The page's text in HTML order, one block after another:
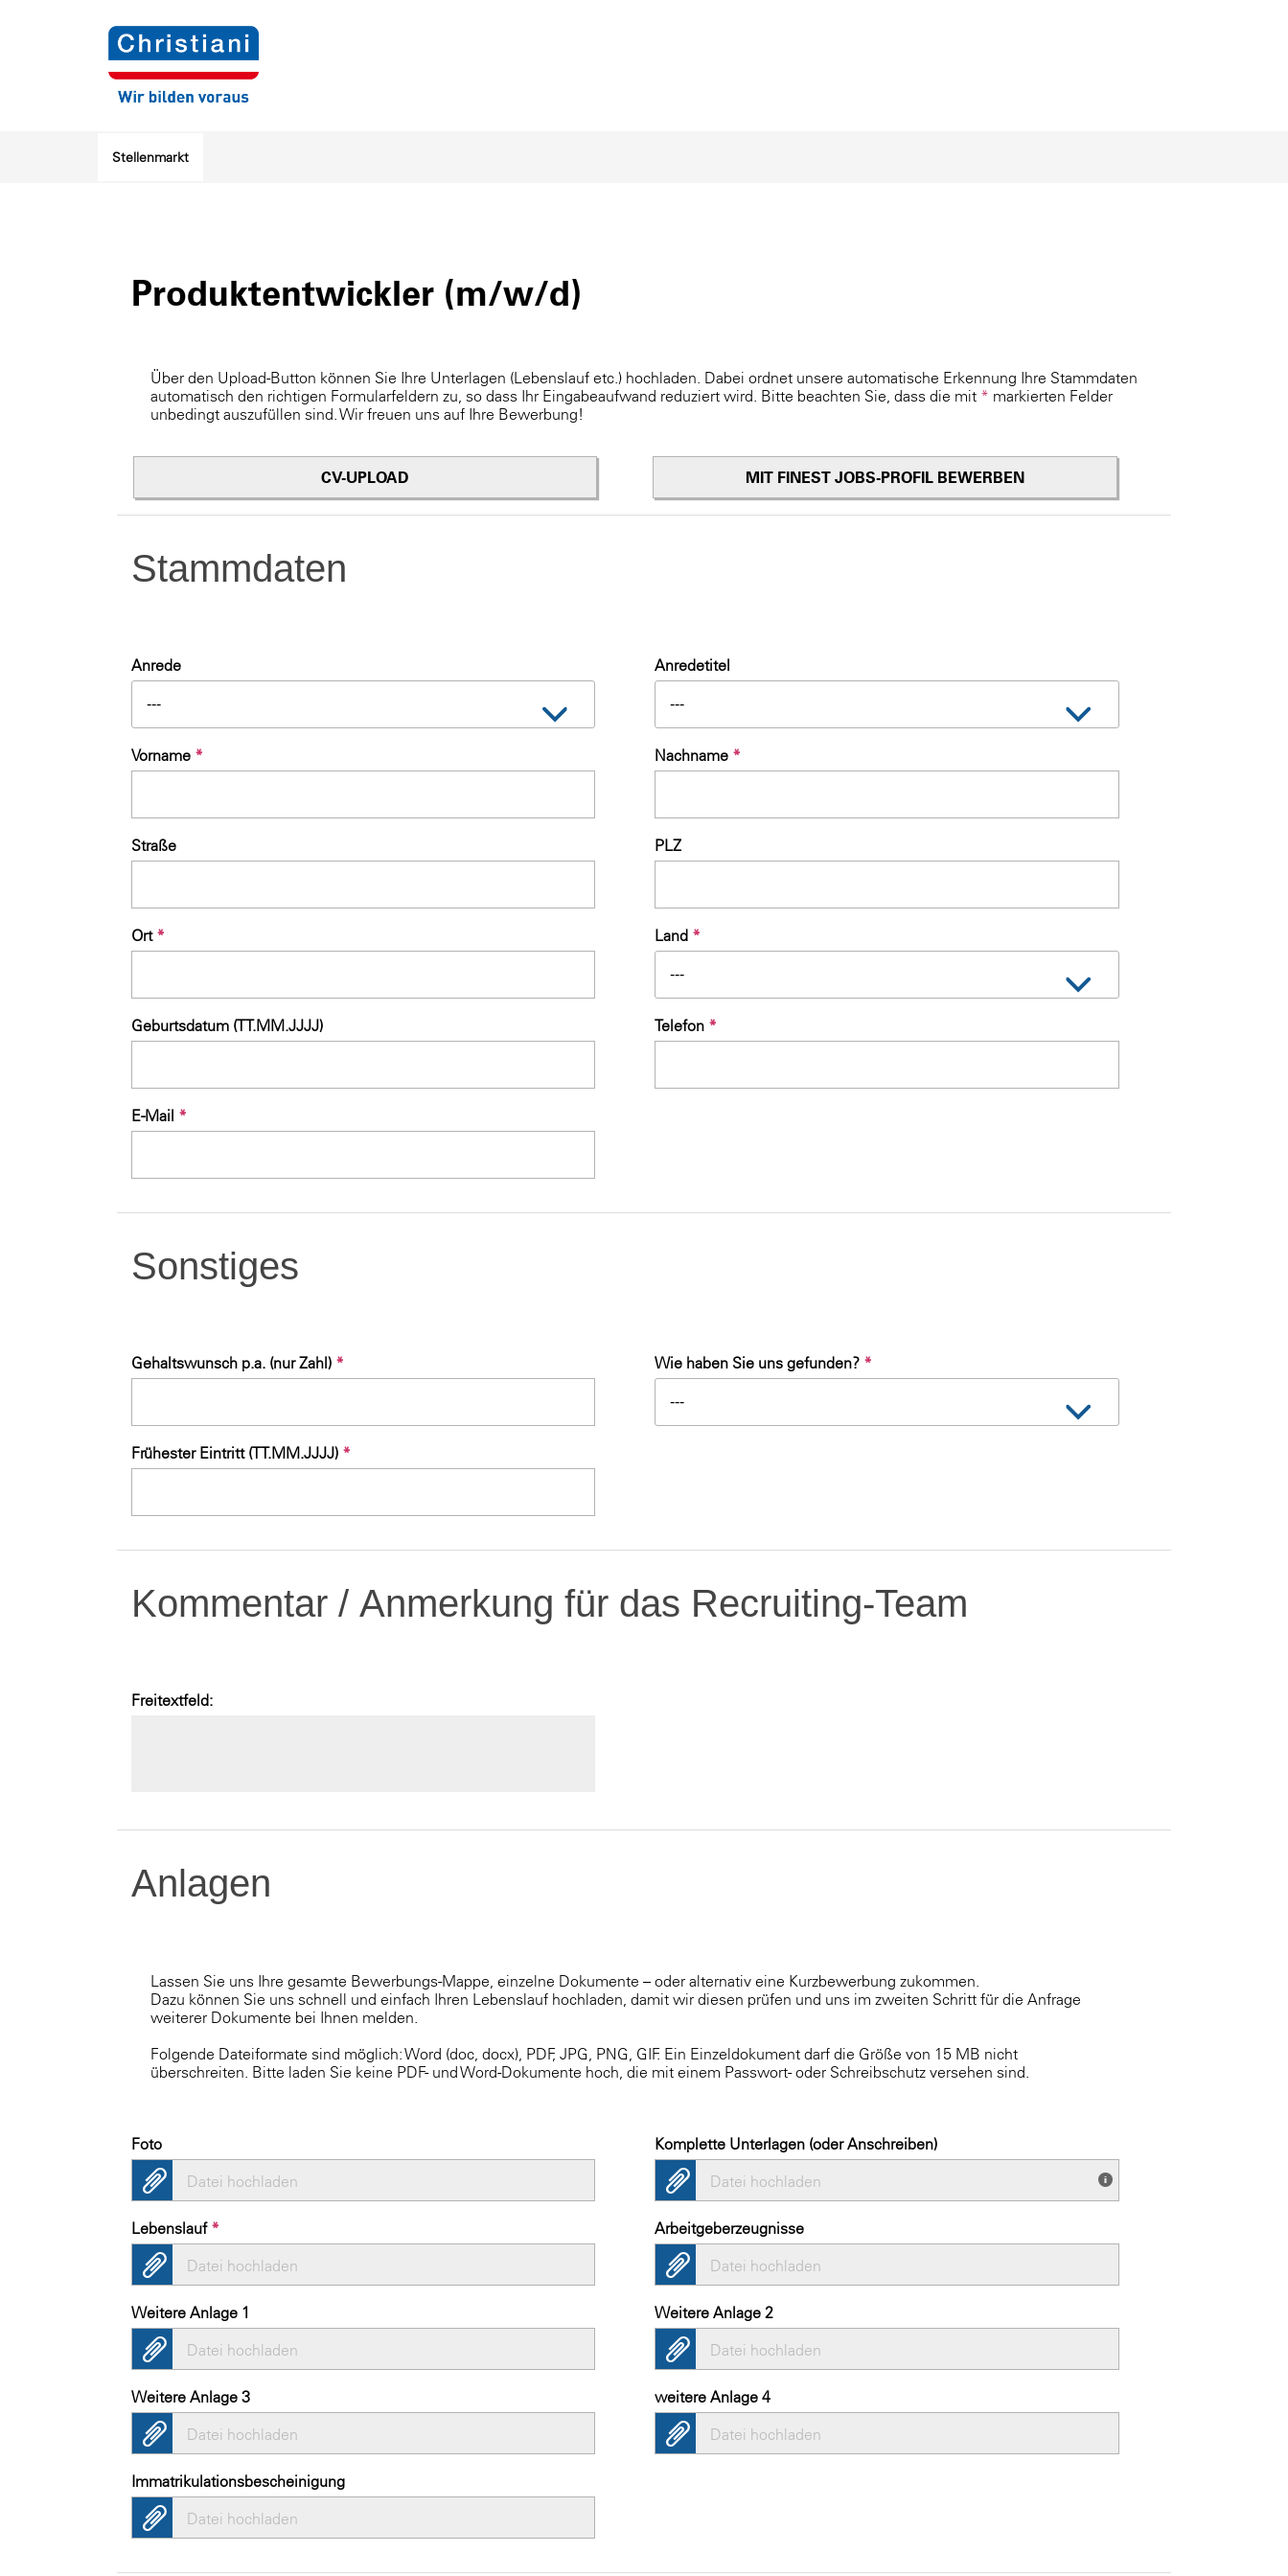
Stellenmarkt
Produktentwickler (m/w/d)
Über den Upload-Button können Sie Ihre Unterlagen (Lebenslauf etc.) hochladen. Dabei ordnet unsere automatische Erkennung Ihre Stammdaten
automatisch den richtigen Formularfeldern zu, so dass Ihr Eingabeaufwand reduziert wird. Bitte beachten Sie, dass die mit * markierten Felder
unbedingt auszufüllen sind. Wir freuen uns auf Ihre Bewerbung!
CV-UPLOAD MIT FINEST JOBS-PROFIL BEWERBEN
Stammdaten
Anrede
---
Anredetitel
---
Vorname * Nachname *
Straße PLZ
Ort * Land *
---
Geburtsdatum (TT.MM.JJJJ) Telefon *
E-Mail *
Sonstiges
Gehaltswunsch p.a. (nur Zahl) * Wie haben Sie uns gefunden? *
---
Frühester Eintritt (TT.MM.JJJJ) *
Kommentar / Anmerkung für das Recruiting-Team
Freitextfeld:
Anlagen
Lassen Sie uns Ihre gesamte Bewerbungs-Mappe, einzelne Dokumente – oder alternativ eine Kurzbewerbung zukommen.
Dazu können Sie uns schnell und einfach Ihren Lebenslauf hochladen, damit wir diesen prüfen und uns im zweiten Schritt für die Anfrage
weiterer Dokumente bei Ihnen melden.
Folgende Dateiformate sind möglich: Word (doc, docx), PDF, JPG, PNG, GIF. Ein Einzeldokument darf die Größe von 15 MB nicht
überschreiten. Bitte laden Sie keine PDF- und Word-Dokumente hoch, die mit einem Passwort- oder Schreibschutz versehen sind.
Foto
Datei hochladen
Komplette Unterlagen (oder Anschreiben)
Datei hochladen
Lebenslauf *
Datei hochladen
Arbeitgeberzeugnisse
Datei hochladen
Weitere Anlage 1
Datei hochladen
Weitere Anlage 2
Datei hochladen
Weitere Anlage 3
Datei hochladen
weitere Anlage 4
Datei hochladen
Immatrikulationsbescheinigung
Datei hochladen